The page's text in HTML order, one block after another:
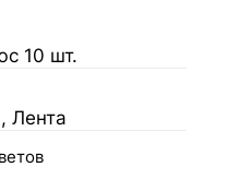
10 шт.
Лента